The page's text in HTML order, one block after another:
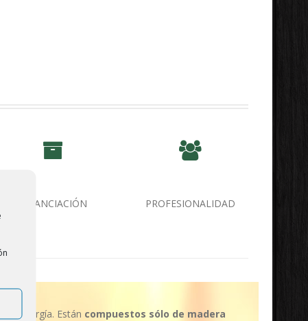
FINANCIACIÓN PROFESIONALIDAD
energía. Están compuestos sólo de madera